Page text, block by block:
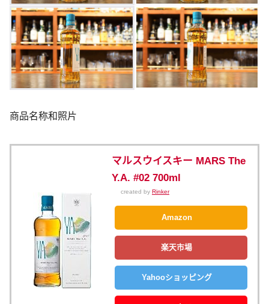
商品名称和照片
マルスウイスキー MARS The
Y.A. #02 700ml
created by Rinker
Amazon
楽天市場
Yahooショッピング